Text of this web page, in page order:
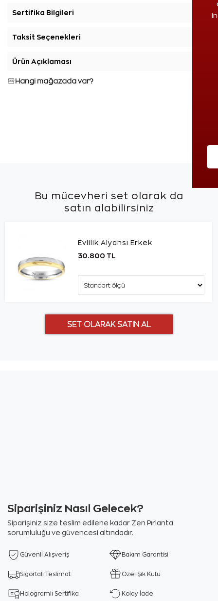
Sertifika Bilgileri
Taksit Seçenekleri
Ürün Açıklaması
Hangi mağazada var?
Bu mücevheri set olarak da
satın alabilirsiniz
Evlilik Alyansı Erkek
30.800 TL
Siparişiniz Nasıl Gelecek?
Siparişiniz size teslim edilene kadar Zen Pırlanta
sorumluluğu ve güvencesi altındadır.
Güvenli Alışveriş Bakım Garantisi
Sigortalı Teslimat Özel Şık Kutu
Hologramlı Sertifika Kolay İade